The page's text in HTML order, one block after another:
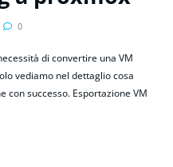
0
di convertire una VM
vediamo nel dettaglio cosa
successo. Esportazione VM